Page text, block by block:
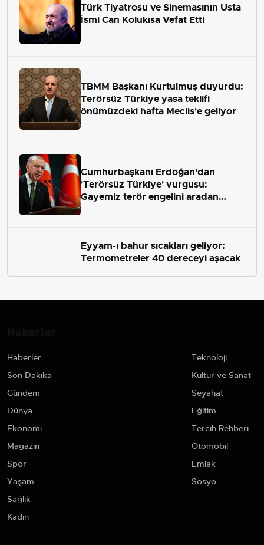
Türk Tiyatrosu ve Sinemasının Usta
İsmi Can Kolukısa Vefat Etti
TBMM Başkanı Kurtulmuş duyurdu:
Terörsüz Türkiye yasa teklifi
önümüzdeki hafta Meclis'e geliyor
Cumhurbaşkanı Erdoğan'dan
'Terörsüz Türkiye' vurgusu:
Gayemiz terör engelini aradan
Eyyam-ı bahur sıcakları geliyor:
Termometreler 40 dereceyi aşacak
Haberler
Son Dakika
Gündem
Dünya
Ekonomi
Magazin
Spor
Yaşam
Sağlık
Kadın
Teknoloji
Kültür ve Sanat
Seyahat
Eğitim
Tercih Rehberi
Otomobil
Emlak
Sosyo